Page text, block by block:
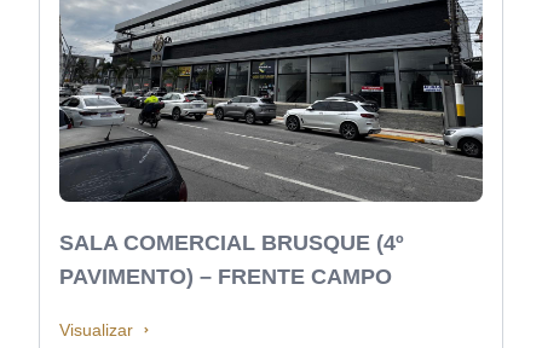
SALA COMERCIAL BRUSQUE (4º
PAVIMENTO) – FRENTE CAMPO
Visualizar